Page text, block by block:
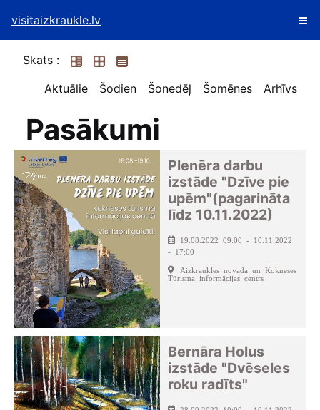
visitaizkraukle.lv
Skats :
Aktuālie
Šodien Šonedēļ Šomēnes Arhīvs
Pasākumi
Plenēra darbu
izstāde "Dzīve pie
upēm"(pagarināta
līdz 10.11.2022)
19.08.2022 09:00 - 10.11.2022
- 17:00
Aizkraukles novada un Kokneses
Tūrisma informācijas centrs
Bernāra Holus
izstāde "Dvēseles
roku radīts"